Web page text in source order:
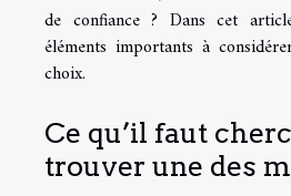
de confiance ? Dans cet
éléments importants à
choix.
Ce qu’il faut
trouver une des